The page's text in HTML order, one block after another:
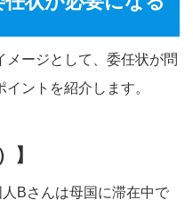
メージとして、委任状が問
ントを紹介します。
】
Bさんは母国に滞在中で